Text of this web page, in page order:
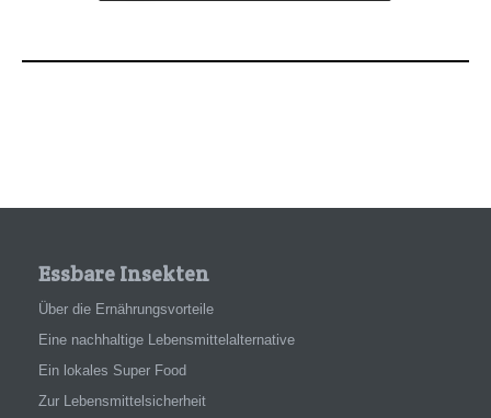
Essbare Insekten
Über die Ernährungsvorteile
Eine nachhaltige Lebensmittelalternative
Ein lokales Super Food
Zur Lebensmittelsicherheit